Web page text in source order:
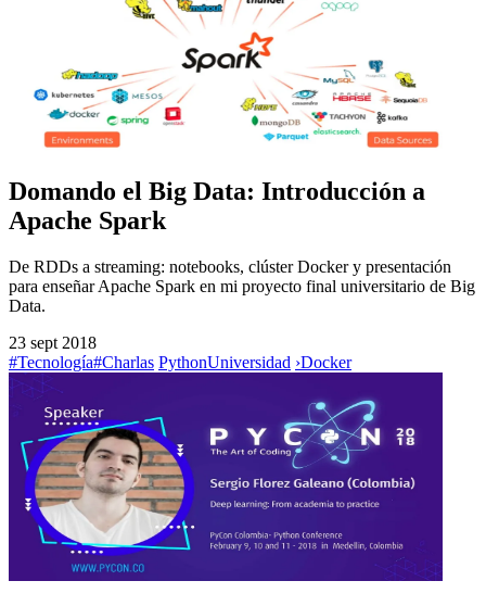
Domando el Big Data: Introducción a
Apache Spark
De RDDs a streaming: notebooks, clúster Docker y presentación
para enseñar Apache Spark en mi proyecto final universitario de Big
Data.
23 sept 2018
#Tecnología#Charlas PythonUniversidad ›Docker